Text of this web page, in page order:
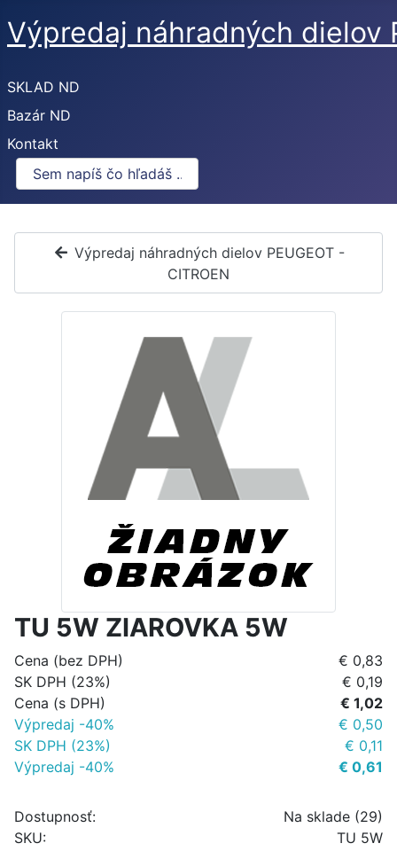
Výpredaj náhradných dielov
SKLAD ND
Bazár ND
Kontakt
Výpredaj náhradných dielov PEUGEOT -
CITROEN
TU 5W ZIAROVKA 5W
Cena (bez DPH)
€ 0,83
SK DPH (23%)
€ 0,19
Cena (s DPH)
€ 1,02
Výpredaj -40%
€ 0,50
SK DPH (23%)
€ 0,11
Výpredaj -40%
€ 0,61
Dostupnosť:
Na sklade (29)
SKU:
TU 5W